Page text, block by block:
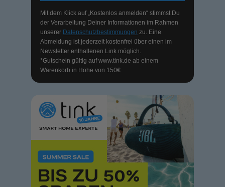
Mit dem Klick auf „Kostenlos anmelden“ stimmst Du
der Verarbeitung Deiner Informationen im Rahmen
unserer Datenschutzbestimmungen zu. Eine
Abmeldung ist jederzeit kostenfrei über einen im
Newsletter enthaltenen Link möglich.
*Gutschein gültig aufwww.tink.de ab einem
Warenkorb in Höhe von 150€